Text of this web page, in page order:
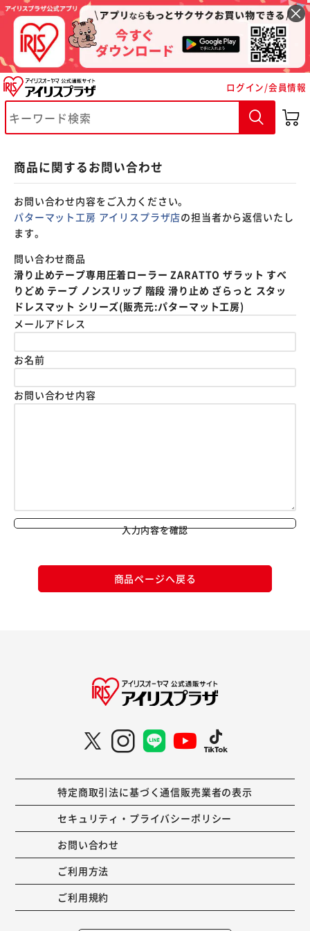
ログイン/会員情報
商品に関するお問い合わせ
お問い合わせ内容をご入力ください。
パターマット工房 アイリスプラザ店の担当者から返信いたし
ます。
問い合わせ商品
滑り止めテープ専用圧着ローラー ZARATTO ザラット すべ
りどめ テープ ノンスリップ 階段 滑り止め ざらっと スタッ
ドレスマット シリーズ(販売元:パターマット工房)
メールアドレス
お名前
お問い合わせ内容
入力内容を確認
商品ページへ戻る
特定商取引法に基づく通信販売業者の表示
セキュリティ・プライバシーポリシー
お問い合わせ
ご利用方法
ご利用規約
※ご確認ください
カートに入れる